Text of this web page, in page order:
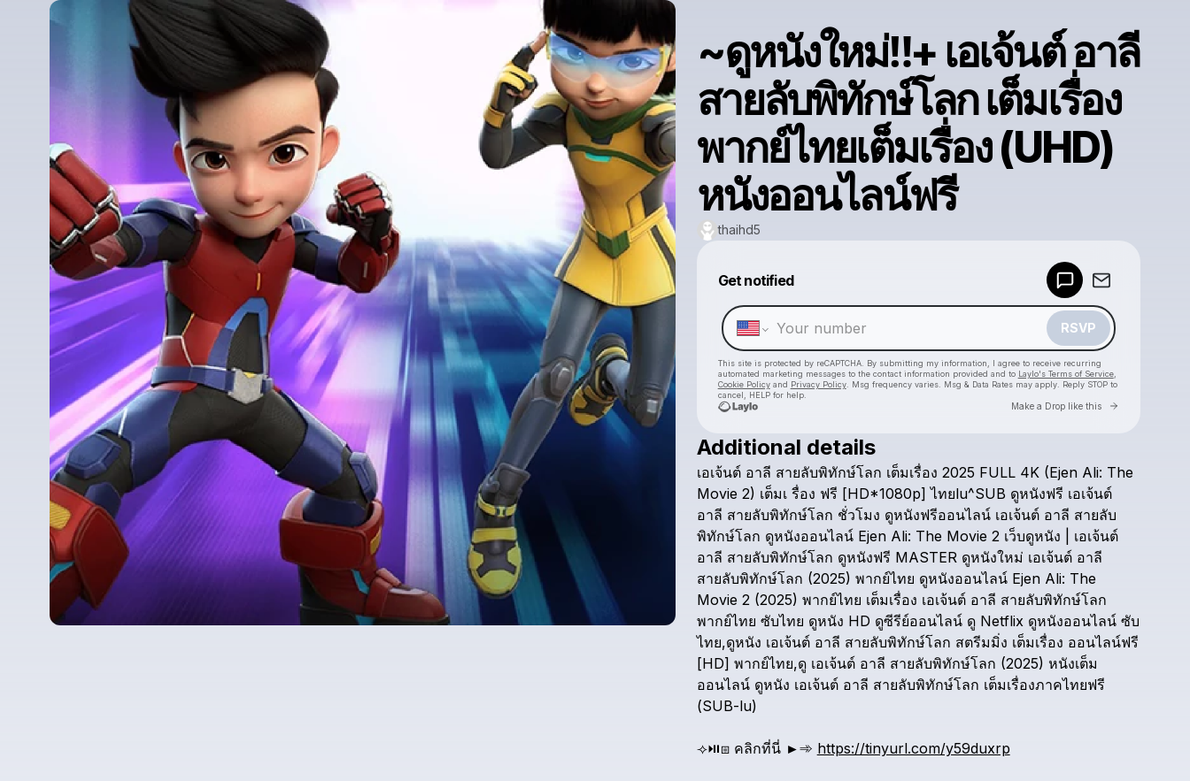
~ดูหนังใหม่‼️+ เอเจ้นต์ อาลี
สายลับพิทักษ์โลก เต็มเรื่อง
พากย์ไทยเต็มเรื่อง (UHD)
หนังออนไลน์ฟรี
thaihd5
Get notified
RSVP
This site is protected by reCAPTCHA. By submitting my information, I agree to receive recurring
automated marketing messages to the contact information provided and to Laylo's Terms of Service,
Cookie Policyand Privacy Policy. Msg frequency varies. Msg & Data Rates may apply. Reply STOP to
cancel, HELP for help.
Make a Drop like this Go to
Check your texts
Additional details
เอเจ้นต์ อาลี สายลับพิทักษ์โลก เต็มเรื่อง 2025 FULL 4K (Ejen Ali: The
Movie 2) เต็มเ รื่อง ฟรี [HD*1080p] ไทยlu^SUB ดูหนังฟรี เอเจ้นต์
อาลี สายลับพิทักษ์โลก ชั่วโมง ดูหนังฟรีออนไลน์ เอเจ้นต์ อาลี สายลับ
พิทักษ์โลก ดูหนังออนไลน์ Ejen Ali: The Movie 2 เว็บดูหนัง
เอเจ้นต์
อาลี สายลับพิทักษ์โลก ดูหนังฟรี MASTER ดูหนังใหม่ เอเจ้นต์ อาลี
สายลับพิทักษ์โลก (2025) พากย์ไทย ดูหนังออนไลน์ Ejen Ali: The
Movie 2 (2025) พากย์ไทย เต็มเรื่อง เอเจ้นต์ อาลี สายลับพิทักษ์โลก
พากย์ไทย ซับไทย ดูหนัง HD ดูซีรีย์ออนไลน์ ดู Netflix ดูหนังออนไลน์ ซับ
ไทย,ดูหนัง เอเจ้นต์ อาลี สายลับพิทักษ์โลก สตรีมมิ่ง เต็มเรื่อง ออนไลน์ฟรี
[HD] พากย์ไทย,ดู เอเจ้นต์ อาลี สายลับพิทักษ์โลก (2025) หนังเต็ม
ออนไลน์ ดูหนัง เอเจ้นต์ อาลี สายลับพิทักษ์โลก เต็มเรื่องภาคไทยฟรี
(SUB-lu)
⟢⏯️⧆ คลิกที่นี่ ►➾ https://tinyurl.com/y59duxrp